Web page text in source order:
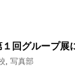
回グループ展
, 写真部